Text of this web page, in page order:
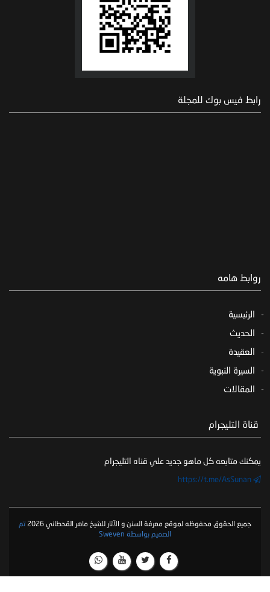
رابط فيس بوك للمجلة
روابط هامه
الرئيسية
الحديث
العقيدة
السيرة النبوية
المقالات
‏ قناة التليجرام
يمكنك متابعه كل ماهو جديد علي قناه التليجرام
جميع الحقوق محفوظه لموقع معرفة السنن و الآثار للشيخ ماهر القحطاني 2026
تم
الصميم بواسطة Sweven